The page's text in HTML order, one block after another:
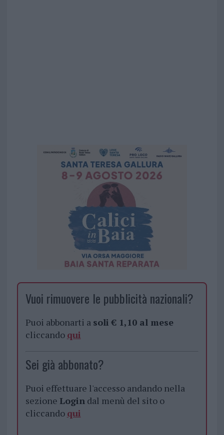
Vuoi rimuovere le pubblicità nazionali?
Puoi abbonarti a soli € 1,10 al mese
cliccando qui
Sei già abbonato?
Puoi effettuare l'accesso andando nella
sezione Logindal menù del sito o
cliccando qui